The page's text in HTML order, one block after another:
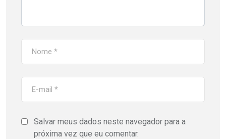
Salvar meus dados neste navegador para a
próxima vez que eu comentar.